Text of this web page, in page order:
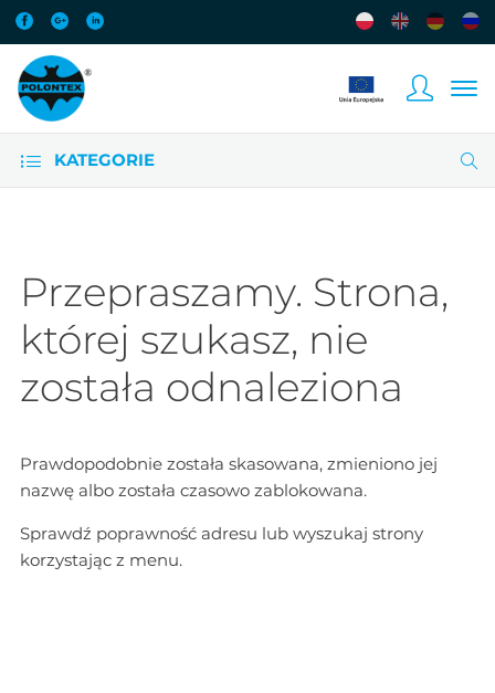
KATEGORIE
Przepraszamy. Strona,
której szukasz, nie
została odnaleziona
Prawdopodobnie została skasowana, zmieniono jej
nazwę albo została czasowo zablokowana.
Sprawdź poprawność adresu lub wyszukaj strony
korzystając z menu.